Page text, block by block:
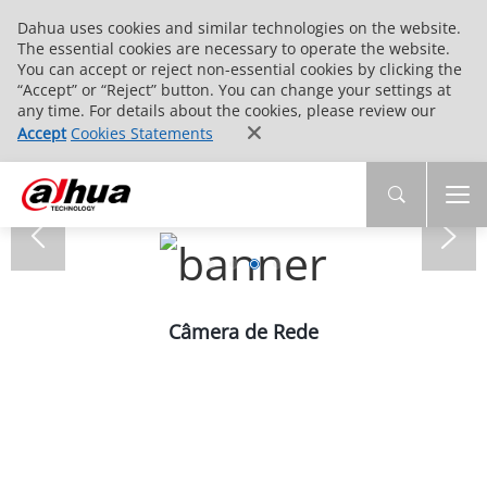
Dahua uses cookies and similar technologies on the website.
The essential cookies are necessary to operate the website.
You can accept or reject non-essential cookies by clicking the
“Accept” or “Reject” button. You can change your settings at
any time. For details about the cookies, please review our
Accept Cookies Statements
Câmera de Rede